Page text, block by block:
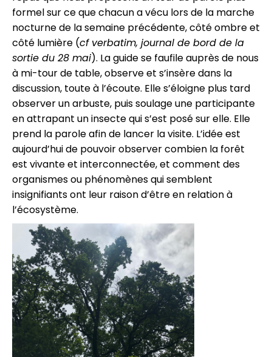
formel sur ce que chacun a vécu lors de la marche
nocturne de la semaine précédente, côté ombre et
côté lumière (cf verbatim, journal de bord de la
sortie du 28 mai). La guide se faufile auprès de nous
à mi-tour de table, observe et s’insère dans la
discussion, toute à l’écoute. Elle s’éloigne plus tard
observer un arbuste, puis soulage une participante
en attrapant un insecte qui s’est posé sur elle. Elle
prend la parole afin de lancer la visite. L’idée est
aujourd’hui de pouvoir observer combien la forêt
est vivante et interconnectée, et comment des
organismes ou phénomènes qui semblent
insignifiants ont leur raison d’être en relation à
l’écosystème.